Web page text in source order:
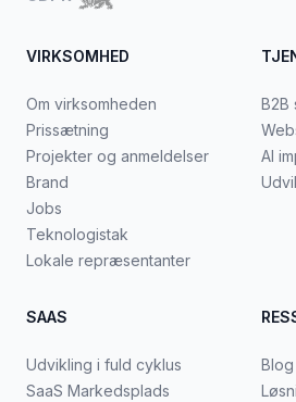
VIRKSOMHED
Om virksomheden
Prissætning
Projekter og anmeldelser
Brand
Jobs
Teknologistak
Lokale repræsentanter
B2B
AI
SAAS
Udvikling i fuld cyklus
SaaS Markedsplads
Blog